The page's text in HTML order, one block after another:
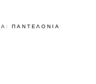
ΠΑΝΤΕΛΟΝΙΑ